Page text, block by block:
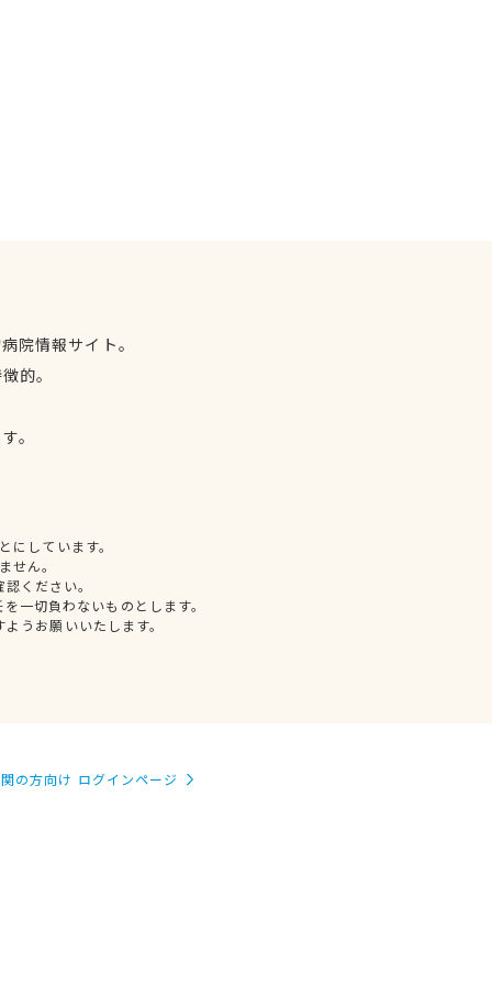
院情報サイト。
的。
。
しています。
せん。
ください。
一切負わないものとします。
うお願いいたします。
の方向け ログインページ